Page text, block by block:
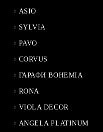
ASIO
SYLVIA
PAVO
CORVUS
ГАРАФИ BOHEMIA
RONA
VIOLA DECOR
ANGELA PLATINUM